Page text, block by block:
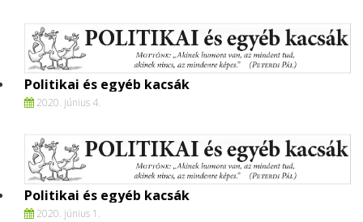
Politikai és egyéb kacsák
2020. június 4.
Politikai és egyéb kacsák
2020. június 1.